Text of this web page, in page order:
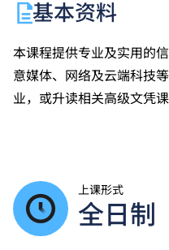
基本资料
本课程提供专业及实用的
意媒体、网络及云端科技
业，或升读相关高级文凭课
上课形式
全日制